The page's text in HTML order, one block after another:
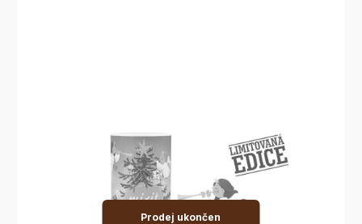
Prodej ukončen